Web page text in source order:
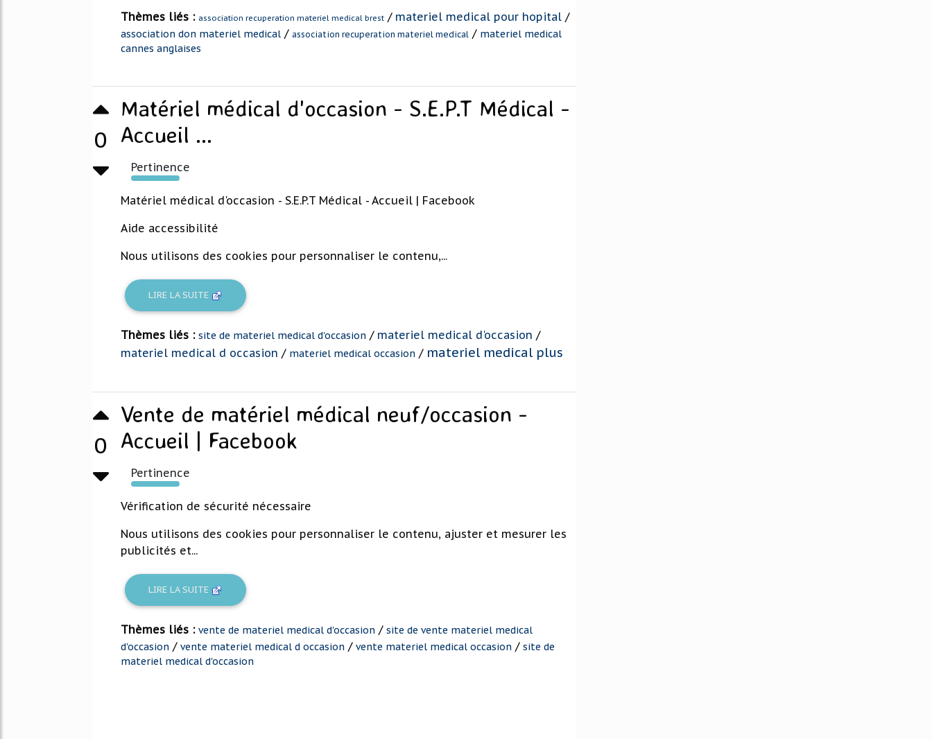
Thèmes liés : association recuperation materiel medical brest / materiel medical pour hopital /
association don materiel medical / association recuperation materiel medical / materiel medical
cannes anglaises
0
Matériel médical d'occasion - S.E.P.T Médical -
Accueil ...
Pertinence
309%
Matériel médical d'occasion - S.E.P.T Médical - Accueil | Facebook
Aide accessibilité
Nous utilisons des cookies pour personnaliser le contenu,...
LIRE LA SUITE
Thèmes liés : site de materiel medical d'occasion / materiel medical d'occasion /
materiel medical d occasion / materiel medical occasion / materiel medical plus
0
Vente de matériel médical neuf/occasion -
Accueil | Facebook
Pertinence
280%
Vérification de sécurité nécessaire
Nous utilisons des cookies pour personnaliser le contenu, ajuster et mesurer les
publicités et...
LIRE LA SUITE
Thèmes liés : vente de materiel medical d'occasion / site de vente materiel medical
d'occasion / vente materiel medical d occasion / vente materiel medical occasion / site de
materiel medical d'occasion